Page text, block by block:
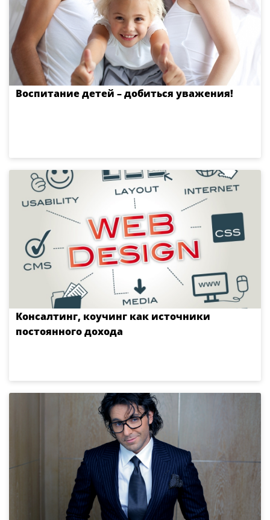
Воспитание детей – добиться уважения!
Консалтинг, коучинг как источники
постоянного дохода